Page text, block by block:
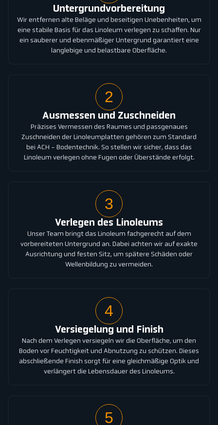
Untergrundvorbereitung
Wir entfernen alte Beläge und beseitigen Unebenheiten, um
eine stabile Basis für das Linoleum verlegen zu schaffen. Nur
ein sauberer und ebenmäßiger Untergrund garantiert eine
langlebige und belastbare Oberfläche.
2
Ausmessen und Zuschneiden
Präzises Vermessen des Raumes und passgenaues
Zuschneiden der Linoleumplatten gehören zum Standard
bei ACH - Bodentechnik. So stellen wir sicher, dass das
Linoleum verlegen ohne Fugen oder Überstände erfolgt.
3
Verlegen des Linoleums
Unser Team bringt das Linoleum fachgerecht auf dem
vorbereiteten Untergrund an. Dabei achten wir auf exakte
Ausrichtung und festen Sitz, um spätere Schäden oder
Wellenbildung zu vermeiden.
4
Versiegelung und Finish
Nach dem Verlegen versiegeln wir die Oberfläche, um den
Boden vor Feuchtigkeit und Abnutzung zu schützen. Dieses
abschließende Finish sorgt für eine gleichmäßige Optik und
verlängert die Lebensdauer des Linoleums.
5